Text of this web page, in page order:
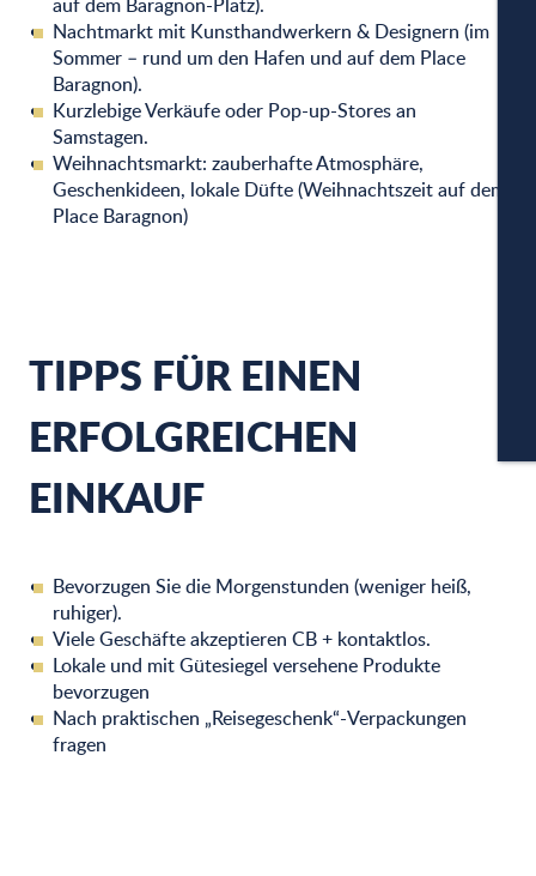
Nachtmarkt mit Kunsthandwerkern & Designern (im
Sommer – rund um den Hafen und auf dem Place
Baragnon).
Kurzlebige Verkäufe oder Pop-up-Stores an
Samstagen.
Weihnachtsmarkt: zauberhafte Atmosphäre,
Geschenkideen, lokale Düfte (Weihnachtszeit auf dem
Place Baragnon)
TIPPS FÜR EINEN
ERFOLGREICHEN
EINKAUF
Bevorzugen Sie die Morgenstunden (weniger heiß,
ruhiger).
Viele Geschäfte akzeptieren CB + kontaktlos.
Lokale und mit Gütesiegel versehene Produkte
bevorzugen
Nach praktischen „Reisegeschenk“-Verpackungen
fragen